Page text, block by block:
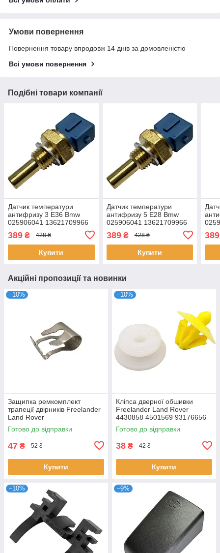
Умови повернення
Повернення товару впродовж 14 днів за домовленістю
Всі умови повернення
Подібні товари компанії
Датчик температури
антифризу 3 E36 Bmw
025906041 13621709966
90410792
389 ₴ 428 ₴
Купити
Датчик температури
антифризу 5 E28 Bmw
025906041 13621709966
90410792
389₴ 428 ₴
Купити
389
Акційні пропозиції та новинки
–10%
Защипка ремкомплект
трапеції двірників Freelander
Land Rover
Готово до відправки
47 ₴ 52 ₴
Купити
–10%
Кліпса дверної обшивки
Freelander Land Rover
4430858 4501569 93176656
7703077368 7701050734
93161475
Готово до відправки
38 ₴ 42 ₴
Купити
–10% –9%